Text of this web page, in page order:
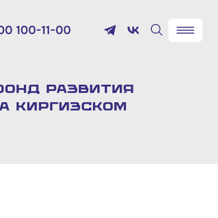
100-11-00
100-11-00развития
киргизском